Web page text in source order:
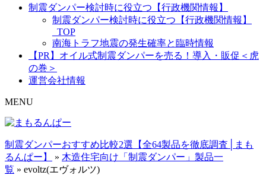
制震ダンパー検討時に役立つ【行政機関情報】
制震ダンパー検討時に役立つ【行政機関情報】
_TOP
南海トラフ地震の発生確率と臨時情報
【PR】オイル式制震ダンパーを売る！導入・販促＜虎
の巻＞
運営会社情報
MENU
制震ダンパーおすすめ比較2選【全64製品を徹底調査│まも
るんぱー】
» 木造住宅向け「制震ダンパー」製品一
覧 » evoltz(エヴォルツ)